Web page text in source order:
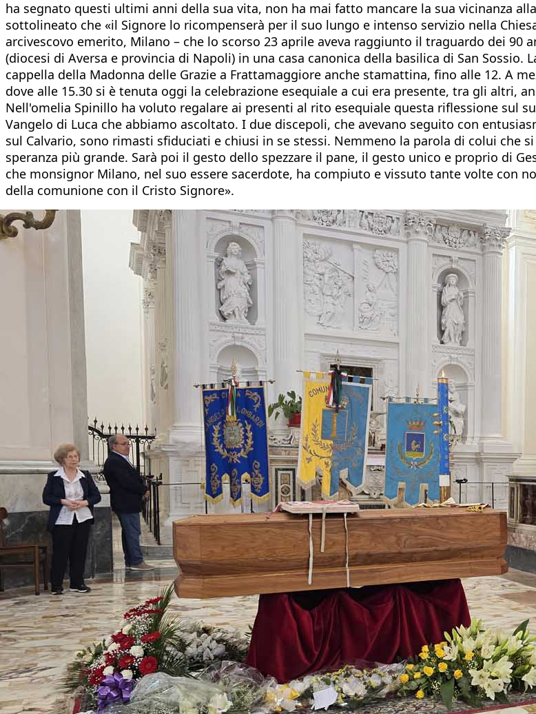
ha segnato questi ultimi anni della sua vita, non ha mai fatto mancare la sua vicinanza
sottolineato che «il Signore lo ricompenserà per il suo lungo e intenso servizio nella
arcivescovo emerito, Milano – che lo scorso 23 aprile aveva raggiunto il traguardo dei 90
(diocesi di Aversa e provincia di Napoli) in una casa canonica della basilica di San Sossio.
cappella della Madonna delle Grazie a Frattamaggiore anche stamattina, fino alle 12. A
dove alle 15.30 si è tenuta oggi la celebrazione esequiale a cui era presente, tra gli altri,
Nell'omelia Spinillo ha voluto regalare ai presenti al rito esequiale questa riflessione sul
Vangelo di Luca che abbiamo ascoltato. I due discepoli, che avevano seguito con
sul Calvario, sono rimasti sfiduciati e chiusi in se stessi. Nemmeno la parola di colui che
speranza più grande. Sarà poi il gesto dello spezzare il pane, il gesto unico e proprio di
che monsignor Milano, nel suo essere sacerdote, ha compiuto e vissuto tante volte con
della comunione con il Cristo Signore».